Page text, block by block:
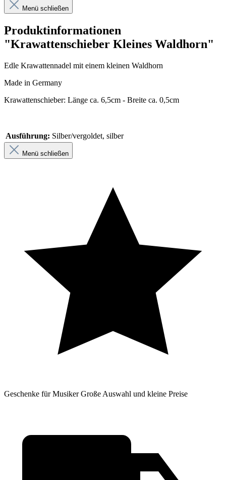
Menü schließen
Produktinformationen
"Krawattenschieber Kleines Waldhorn"
Edle Krawattennadel mit einem kleinen Waldhorn
Made in Germany
Krawattenschieber: Länge ca. 6,5cm - Breite ca. 0,5cm
Ausführung: Silber/vergoldet, silber
Menü schließen
Geschenke für Musiker Große Auswahl und kleine Preise